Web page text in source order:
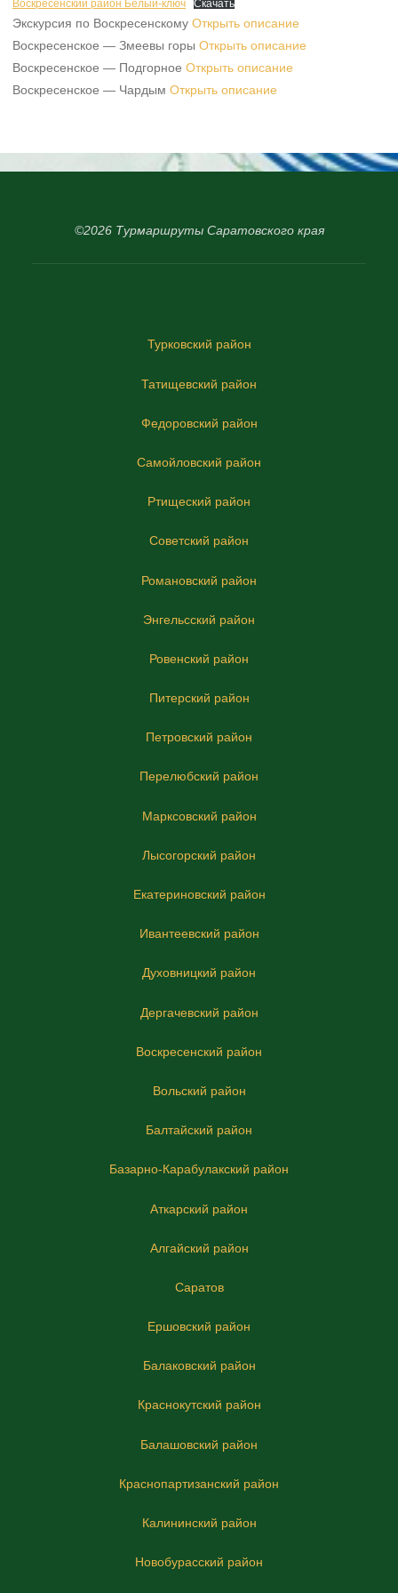
Воскресенский район Белый-ключ Скачать
Экскурсия по ВоскресенскомуОткрыть описание
Воскресенское — Змеевы горыОткрыть описание
Воскресенское — ПодгорноеОткрыть описание
Воскресенское — ЧардымОткрыть описание
©2026 Турмаршруты Саратовского края
Турковский район
Татищевский район
Федоровский район
Самойловский район
Ртищеский район
Советский район
Романовский район
Энгельсский район
Ровенский район
Питерский район
Петровский район
Перелюбский район
Марксовский район
Лысогорский район
Екатериновский район
Ивантеевский район
Духовницкий район
Дергачевский район
Воскресенский район
Вольский район
Балтайский район
Базарно-Карабулакский район
Аткарский район
Алгайский район
Саратов
Ершовский район
Балаковский район
Краснокутский район
Балашовский район
Краснопартизанский район
Калининский район
Новобурасский район